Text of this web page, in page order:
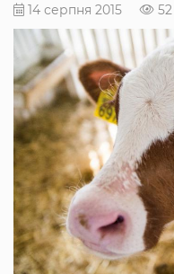
14 серпня 2015 52